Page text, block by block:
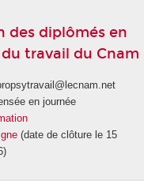
des diplômés en
travail du Cnam
en journée
(date de clôture le 15